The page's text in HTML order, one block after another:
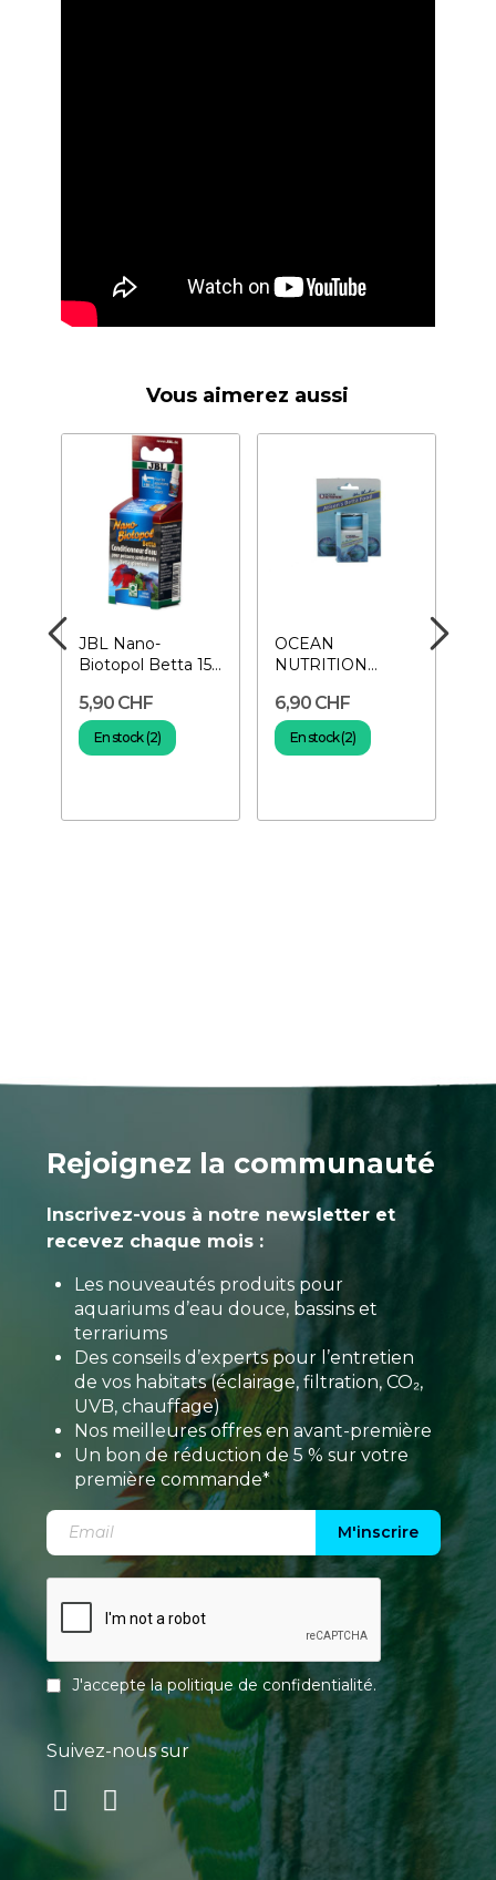
Vous aimerez aussi
JBL Nano-
Biotopol Betta 15
5,90 CHF
En stock (2)
OCEAN
NUTRITION
Food 15 g-
Nourriture pour...
6,90 CHF
En stock (2)
Rejoignez la communauté
Inscrivez-vous à notre newsletter et
recevez chaque mois :
Les nouveautés produits pour
aquariums d’eau douce, bassins et
terrariums
Des conseils d’experts pour l’entretien
de vos habitats (éclairage, filtration, CO₂,
UVB, chauffage)
Nos meilleures offres en avant-première
Un bon de réduction de 5 % sur votre
première commande*
M'inscrire
J'accepte lapolitique de confidentialité.
Suivez-nous sur